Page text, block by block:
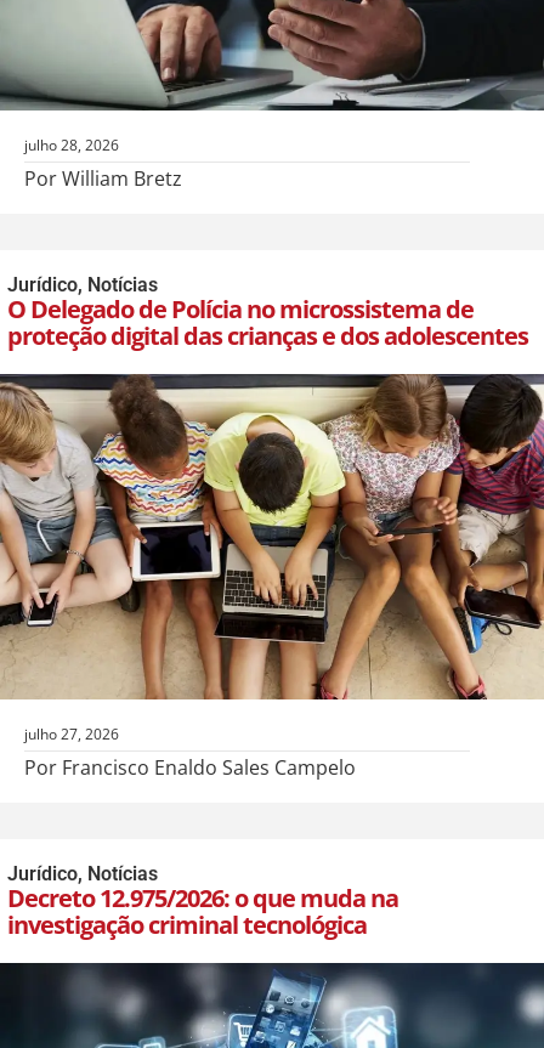
julho 28, 2026
Por William Bretz
Jurídico, Notícias
O Delegado de Polícia no microssistema de
proteção digital das crianças e dos adolescentes
julho 27, 2026
Por Francisco Enaldo Sales Campelo
Jurídico, Notícias
Decreto 12.975/2026: o que muda na
investigação criminal tecnológica